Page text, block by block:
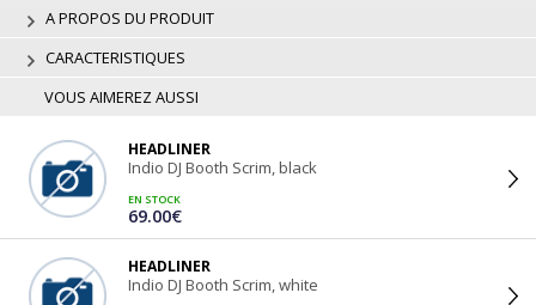
A PROPOS DU PRODUIT
CARACTERISTIQUES
VOUS AIMEREZ AUSSI
HEADLINER
Indio DJ Booth Scrim, black
EN STOCK
69.00€
HEADLINER
Indio DJ Booth Scrim, white